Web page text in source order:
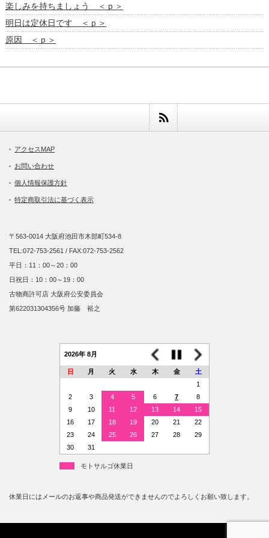
楽しみを持ちましょう ＜ｐ＞
明日は定休日です ＜ｐ＞
原因 ＜ｐ＞
アクセスMAP
お問い合わせ
個人情報保護方針
特定商取引法に基づく表示
〒563-0014 大阪府池田市木部町534-8
TEL:072-753-2561 / FAX:072-753-2562
平日：11：00～20：00
日祝日：10：00～19：00
古物商許可店 大阪府公安委員会
第622031304356号 加藤 裕之
2026年 8月
日 月 火 水 木 金
土
1
2
3 4 5 6 7
8
9
10 11 12 13 14
15
16
17 18 19 20 21
22
23
24 25 26 27 28
29
30
31
モトサルゴ休業日
休業日にはメールのお返事や商品発送ができませんのでよろしくお願い致します。